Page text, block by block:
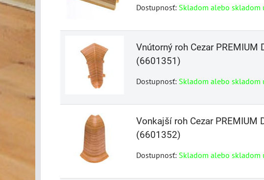
Dostupnosť: Skladom alebo skladom
Vnútorný roh Cezar PREMIUM
(6601351)
Dostupnosť: Skladom alebo skladom
Vonkajší roh Cezar PREMIUM
(6601352)
Dostupnosť: Skladom alebo skladom